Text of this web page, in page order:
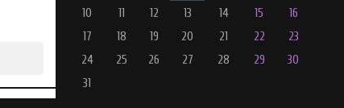
10
11 12 13 14 15
16
17
18 19 20 21 22
23
24
25 26 27 28 29
30
31